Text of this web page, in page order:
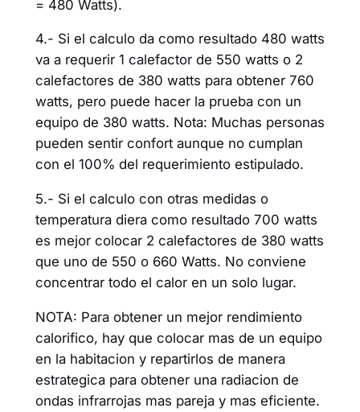
= 480 Watts).
4.- Si el calculo da como resultado 480 watts
va a requerir 1 calefactor de 550 watts o 2
calefactores de 380 watts para obtener 760
watts, pero puede hacer la prueba con un
equipo de 380 watts. Nota: Muchas personas
pueden sentir confort aunque no cumplan
con el 100% del requerimiento estipulado.
5.- Si el calculo con otras medidas o
temperatura diera como resultado 700 watts
es mejor colocar 2 calefactores de 380 watts
que uno de 550 o 660 Watts. No conviene
concentrar todo el calor en un solo lugar.
NOTA: Para obtener un mejor rendimiento
calorifico, hay que colocar mas de un equipo
en la habitacion y repartirlos de manera
estrategica para obtener una radiacion de
ondas infrarrojas mas pareja y mas eficiente.